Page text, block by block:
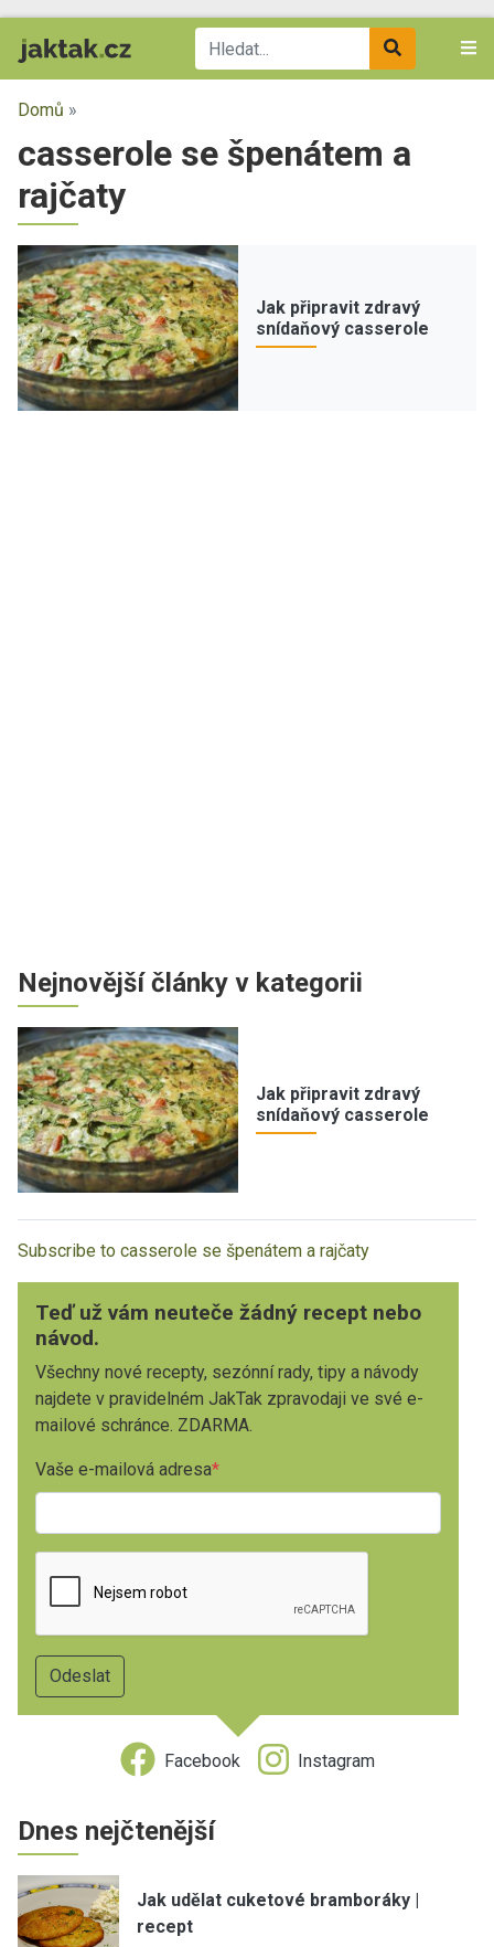
Domů »
casserole se špenátem a
rajčaty
Jak připravit zdravý
snídaňový casserole
Nejnovější články v kategorii
Jak připravit zdravý
snídaňový casserole
Subscribe to casserole se špenátem a rajčaty
Teď už vám neuteče žádný recept nebo
návod.
Všechny nové recepty, sezónní rady, tipy a návody
najdete v pravidelném JakTak zpravodaji ve své e-
mailové schránce. ZDARMA.
Vaše e-mailová adresa
Facebook Instagram
Dnes nejčtenější
Jak udělat cuketové bramboráky |
recept